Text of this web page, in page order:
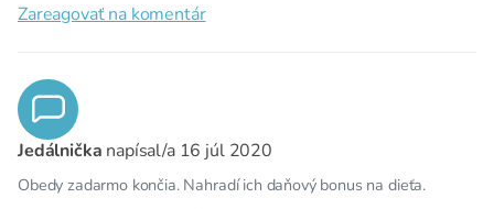
Zareagovať na komentár
Jedálnička napísal/a 16 júl 2020
Obedy zadarmo končia. Nahradí ich daňový bonus na dieťa.